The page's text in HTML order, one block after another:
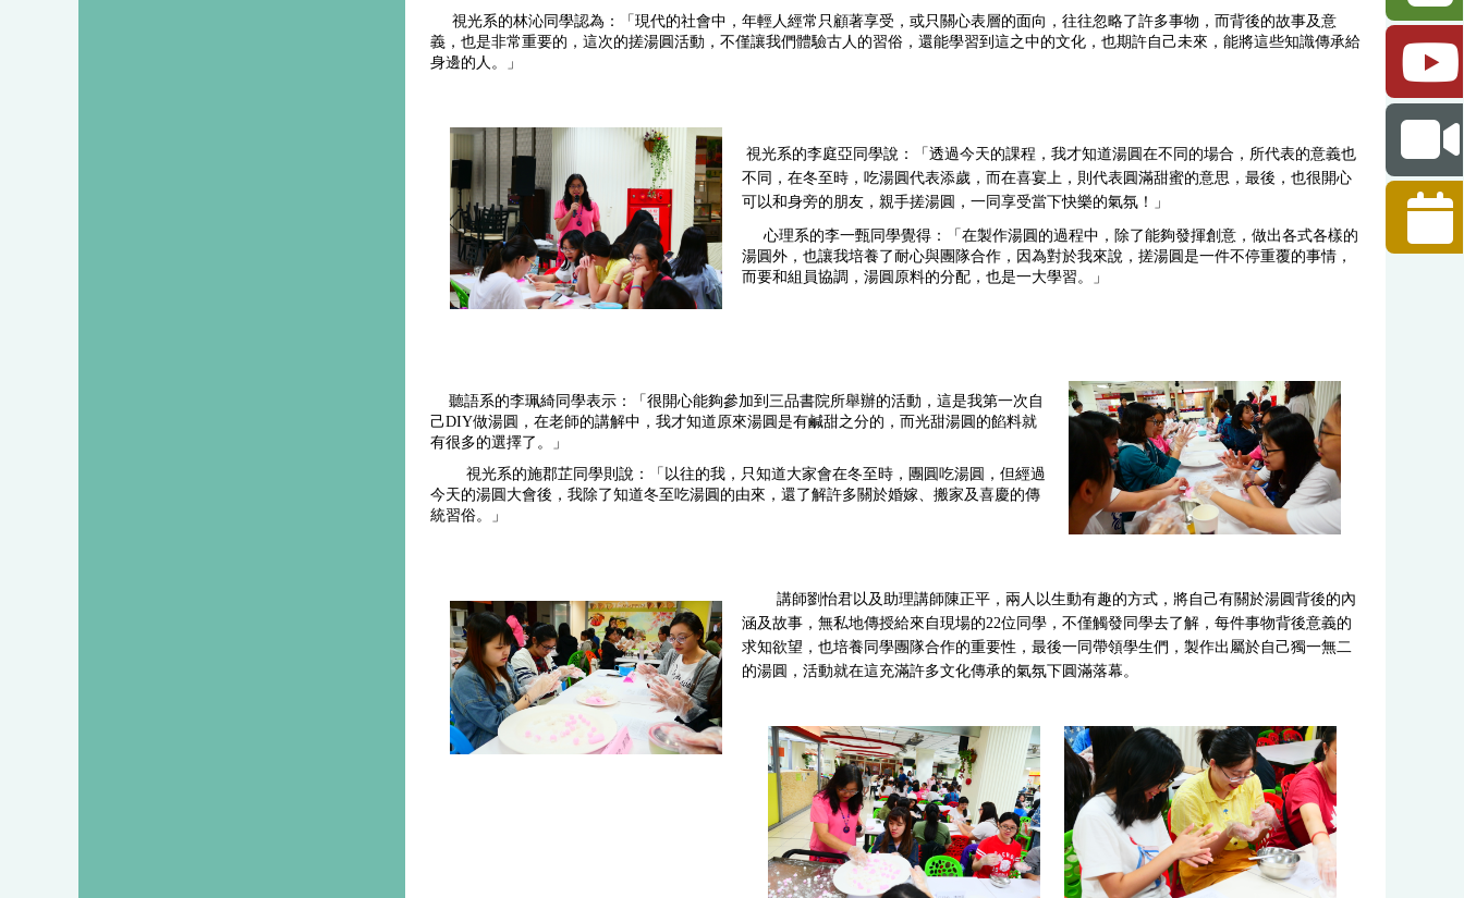
視光系的林沁同學認為：「現代的社會中，年輕人經常只顧著享受，或只關心表層的面向，往往忽略了許多事物，而背後的故事及意
義，也是非常重要的，這次的搓湯圓活動，不僅讓我們體驗古人的習俗，還能學習到這之中的文化，也期許自己未來，能將這些知識傳承給
身邊的人。」
視光系的李庭亞同學說：「透過今天的課程，我才知道湯圓在不同的場合，所代表的意義也
不同，在冬至時，吃湯圓代表添歲，而在喜宴上，則代表圓滿甜蜜的意思，最後，也很開心
可以和身旁的朋友，親手搓湯圓，一同享受當下快樂的氣氛！」
心理系的李一甄同學覺得：「在製作湯圓的過程中，除了能夠發揮創意，做出各式各樣的
湯圓外，也讓我培養了耐心與團隊合作，因為對於我來說，搓湯圓是一件不停重覆的事情，
而要和組員協調，湯圓原料的分配，也是一大學習。」
聽語系的李珮綺同學表示：「很開心能夠參加到三品書院所舉辦的活動，這是我第一次自
己DIY做湯圓，在老師的講解中，我才知道原來湯圓是有鹹甜之分的，而光甜湯圓的餡料就
有很多的選擇了。」
視光系的施郡芷同學則說：「以往的我，只知道大家會在冬至時，團圓吃湯圓，但經過
今天的湯圓大會後，我除了知道冬至吃湯圓的由來，還了解許多關於婚嫁、搬家及喜慶的傳
統習俗。」
講師劉怡君以及助理講師陳正平，兩人以生動有趣的方式，將自己有關於湯圓背後的內
涵及故事，無私地傳授給來自現場的22位同學，不僅觸發同學去了解，每件事物背後意義的
求知欲望，也培養同學團隊合作的重要性，最後一同帶領學生們，製作出屬於自己獨一無二
的湯圓，活動就在這充滿許多文化傳承的氣氛下圓滿落幕。